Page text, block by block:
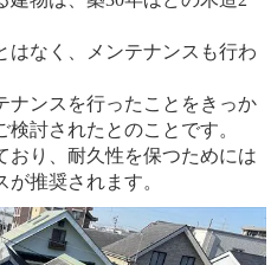
はなく、メンテナンスも行わ
ナンスを行ったことをきっか
討されたとのことです。
おり、耐久性を保つためには
推奨されます。